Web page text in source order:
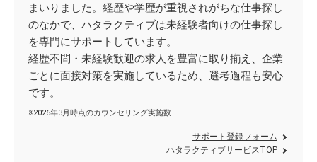
まいりました。経歴や学歴が重視されがちな仕事探し
のなかで、ハタラクティブは未経験者向けの仕事探し
を専門にサポートしています。
経歴不問・未経験歓迎の求人を豊富に取り揃え、企業
ごとに面接対策を実施しているため、選考過程も安心
です。
※2026年3月時点のカウンセリング実施数
サポート登録フォーム
ハタラクティブサービスTOP